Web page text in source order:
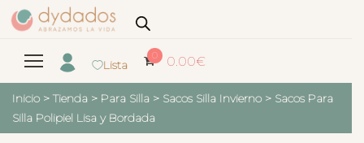
Lista
0 0.00€
Inicio > Tienda > Para Silla > Sacos Silla Invierno > Sacos Para
Silla Polipiel Lisa y Bordada